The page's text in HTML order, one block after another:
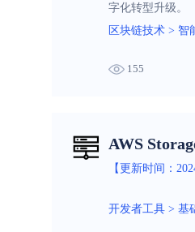
字化转型升级。
区块链技术 > 智
155
AWS
【更新时间：
开发者工具 > 基